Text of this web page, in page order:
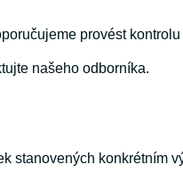
provést
našeho odborníka.
stanovených konkrétním